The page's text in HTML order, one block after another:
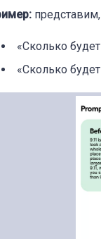
«Сколько
«Сколько